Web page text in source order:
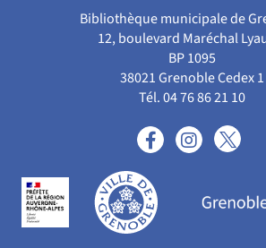
Bibliothèque municipale de
12, boulevard Maréchal
BP 1095
38021 Grenoble Cedex 1
Tél. 04 76 86 21 10